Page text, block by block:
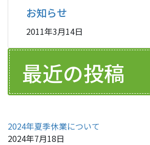
お知らせ
2011年3月14日
最近の投稿
2024年夏季休業について
2024年7月18日